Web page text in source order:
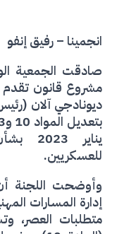
انجمينا – رفيق إنفو
صادقت الجمعية
مشروع قانون تقدم
ديونادجي آلان
للعسكريين.
وأوضحت اللجنة
إدارة المسارات
متطلبات العصر،